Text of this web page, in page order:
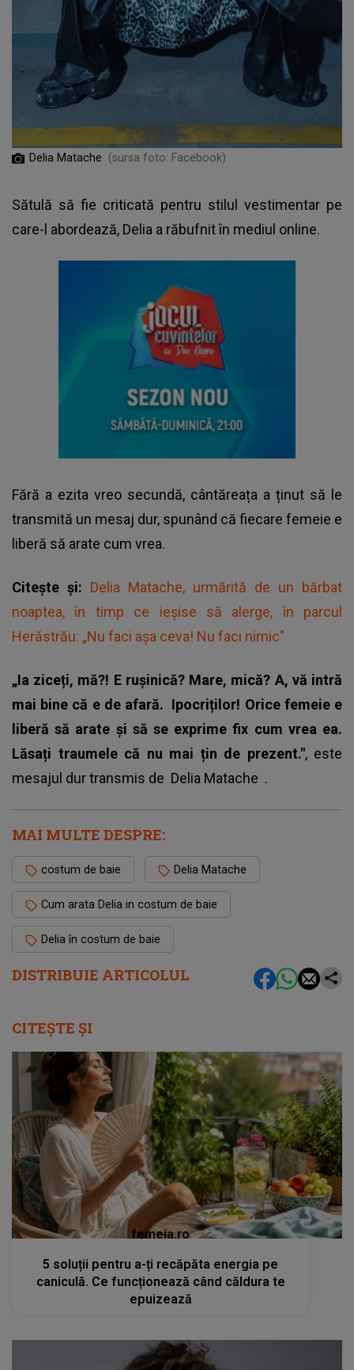
DISTRIBUIE ARTICOLUL
Delia Matache (sursa foto: Facebook)
Sătulă să fie criticată pentru stilul vestimentar pe
care-l abordează, Delia a răbufnit în mediul online.
Fără a ezita vreo secundă, cântăreața a ținut să le
transmită un mesaj dur, spunând că fiecare femeie e
liberă să arate cum vrea.
Citește și: Delia Matache, urmărită de un bărbat
noaptea, în timp ce ieșise să alerge, în parcul
Herăstrău: „Nu faci așa ceva! Nu faci nimic"
„Ia ziceți, mă?! E rușinică? Mare, mică? A, vă intră
mai bine că e de afară. Ipocriților! Orice femeie e
liberă să arate și să se exprime fix cum vrea ea.
Lăsați traumele că nu mai țin de prezent.", este
mesajul dur transmis de Delia Matache .
MAI MULTE DESPRE:
costum de baie Delia Matache
Cum arata Delia in costum de baie
Delia în costum de baie
CITEȘTE ȘI
femeia.ro
5 soluții pentru a-ți recăpăta energia pe
caniculă. Ce funcționează când căldura te
epuizează